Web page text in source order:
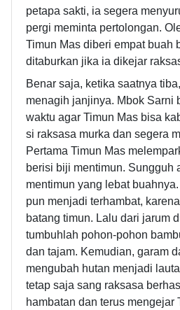
petapa sakti, ia segera
pergi meminta pertolongan.
Timun Mas diberi empat buah
ditaburkan jika ia dikejar
Benar saja, ketika saatnya
menagih janjinya. Mbok Sarni
waktu agar Timun Mas bisa
si raksasa murka dan segera
Pertama Timun Mas
berisi biji mentimun. Sungguh
mentimun yang lebat
pun menjadi terhambat,
batang timun. Lalu dari jarum
tumbuhlah pohon-pohon
dan tajam. Kemudian, garam
mengubah hutan menjadi
tetap saja sang raksasa
hambatan dan terus mengejar